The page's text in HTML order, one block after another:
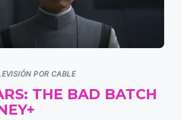
POR CABLE
THE BAD BATCH